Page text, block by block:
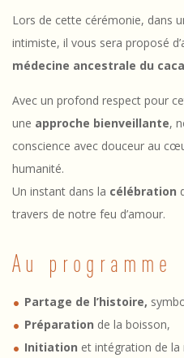
Lors de cette cérémonie, dans
intimiste, il vous sera proposé
médecine ancestrale du
Avec un profond respect pour
une approche bienveillante,
conscience avec douceur au
humanité.
Un instant dans la célébration
travers de notre feu d’amour.
Au programme
Partage de l’histoire,
Préparation de la boisson,
Initiation et intégration de la